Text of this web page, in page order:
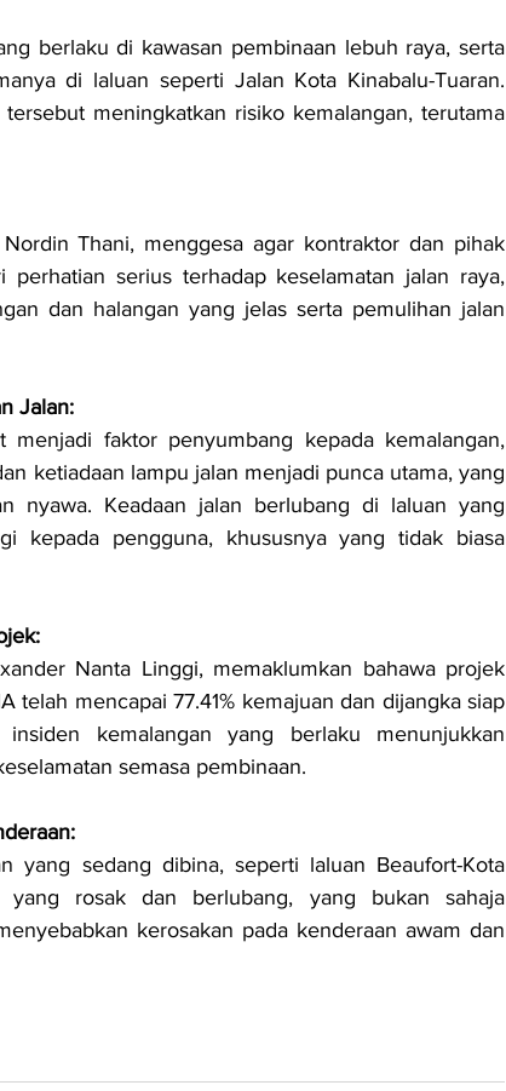
berlaku di kawasan pembinaan lebuh raya, serta
di laluan seperti Jalan Kota Kinabalu-Tuaran.
meningkatkan risiko kemalangan, terutama
Thani, menggesa agar kontraktor dan pihak
serius terhadap keselamatan jalan raya,
dan halangan yang jelas serta pemulihan jalan
Jalan:
menjadi faktor penyumbang kepada kemalangan,
ketiadaan lampu jalan menjadi punca utama, yang
nyawa. Keadaan jalan berlubang di laluan yang
kepada pengguna, khususnya yang tidak biasa
Nanta Linggi, memaklumkan bahawa projek
telah mencapai 77.41% kemajuan dan dijangka siap
kemalangan yang berlaku menunjukkan
semasa pembinaan.
yang sedang dibina, seperti laluan Beaufort-Kota
yang rosak dan berlubang, yang bukan sahaja
kerosakan pada kenderaan awam dan